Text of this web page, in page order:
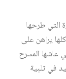
التي طرحها
يراهن على
عاشها المسرح
في تلبية